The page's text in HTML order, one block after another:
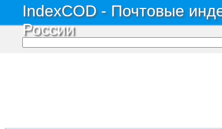
IndexCOD - Почтовые
России